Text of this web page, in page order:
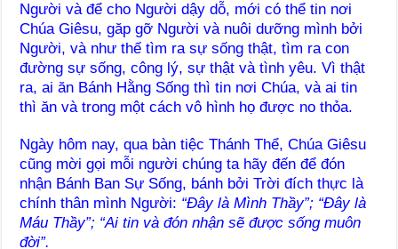
Người và để cho Người dậy dỗ, mới có thể tin nơi
Chúa Giêsu, găp gỡ Người và nuôi dưỡng mình bởi
Người, và như thế tìm ra sự sống thật, tìm ra con
đường sự sống, công lý, sự thật và tình yêu. Vì thật
ra, ai ăn Bánh Hằng Sống thì tin nơi Chúa, và ai tin
thì ăn và trong một cách vô hình họ được no thỏa.
Ngày hôm nay, qua bàn tiệc Thánh Thể, Chúa Giêsu
cũng mời gọi mỗi người chúng ta hãy đến để đón
nhận Bánh Ban Sự Sống, bánh bởi Trời đích thực là
chính thân mình Người: “Đây là Mình Thầy”; “Đây là
Máu Thầy”; “Ai tin và đón nhận sẽ được sống muôn
đời”.